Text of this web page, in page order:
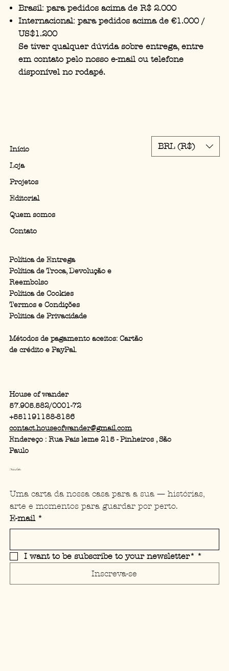
Brasil: para pedidos acima de R$ 2.000
Internacional: para pedidos acima de €1.000 /
US$1.200
Se tiver qualquer dúvida sobre entrega, entre
em contato pelo nosso e-mail ou telefone
disponível no rodapé.
Início
Loja
Projetos
Editorial
Quem somos
Contato
BRL (R$)
Política de Entrega
Política de Troca, Devolução e
Reembolso
Política de Cookies
Termos e Condições
Politica de Privacidade
Métodos de pagamento aceitos: Cartão
de crédito e PayPal.
House of wander
57.905.582/0001-72
+551191188-8186
contact.houseofwander@gmail.com
Endereço : Rua Pais leme 215 - Pinheiros , São
Paulo
Newsletter
Uma carta da nossa casa para a sua — histórias,
arte e momentos para guardar por perto.
E-mail *
I want to be subscribe to your newsletter* *
Inscreva-se